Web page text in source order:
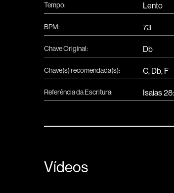
Tempo: Lento
BPM: 73
Chave Original: Db
Chave(s) recomendada(s): C, Db, F
Referência da Escritura: Isaías
Vídeos